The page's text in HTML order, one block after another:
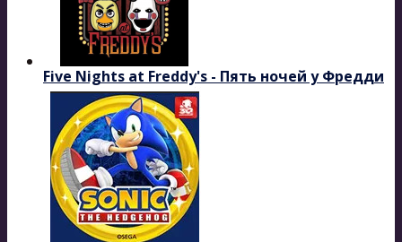
Five Nights at Freddy's - Пять ночей у Фредди